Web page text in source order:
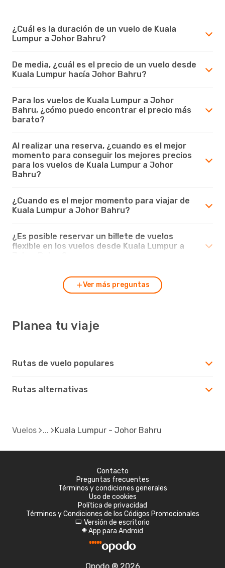
¿Cuál es la duración de un vuelo de Kuala
Lumpur a Johor Bahru?
De media, ¿cuál es el precio de un vuelo desde
Kuala Lumpur hacía Johor Bahru?
Para los vuelos de Kuala Lumpur a Johor
Bahru, ¿cómo puedo encontrar el precio más
barato?
Al realizar una reserva, ¿cuando es el mejor
momento para conseguir los mejores precios
para los vuelos de Kuala Lumpur a Johor
Bahru?
¿Cuando es el mejor momento para viajar de
Kuala Lumpur a Johor Bahru?
¿Es posible reservar un billete de vuelos
flexible en los vuelos desde Kuala Lumpur a
Ver más preguntas
Planea tu viaje
Rutas de vuelo populares
Rutas alternativas
Vuelos Kuala Lumpur - Johor Bahru
Contacto
Preguntas frecuentes
Términos y condiciones generales
Uso de cookies
Política de privacidad
Términos y Condiciones de los Códigos Promocionales
d Versión de escritorio
A App para Android